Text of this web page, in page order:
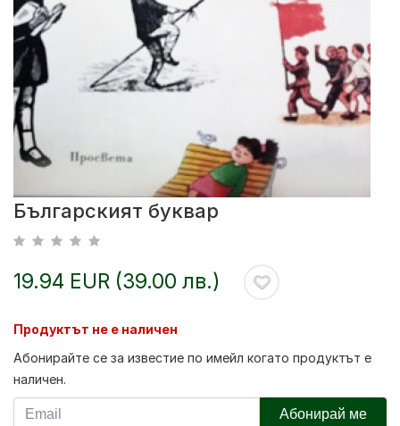
Българският буквар
19.94 EUR (39.00 лв.)
Продуктът не е наличен
Абонирайте се за известие по имейл когато продуктът е
наличен.
Абонирай ме